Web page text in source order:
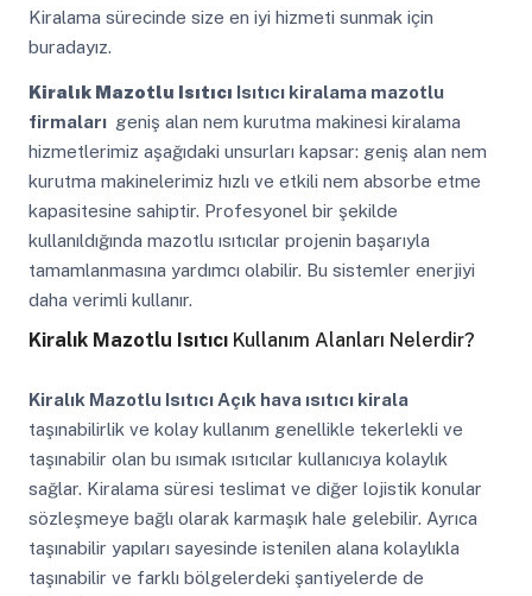
Kiralama sürecinde size en iyi hizmeti sunmak için
buradayız.
Kiralık Mazotlu Isıtıcı Isıtıcı kiralama mazotlu
firmaları geniş alan nem kurutma makinesi kiralama
hizmetlerimiz aşağıdaki unsurları kapsar: geniş alan nem
kurutma makinelerimiz hızlı ve etkili nem absorbe etme
kapasitesine sahiptir. Profesyonel bir şekilde
kullanıldığında mazotlu ısıtıcılar projenin başarıyla
tamamlanmasına yardımcı olabilir. Bu sistemler enerjiyi
daha verimli kullanır.
Kiralık Mazotlu IsıtıcıKullanım Alanları Nelerdir?
Kiralık Mazotlu IsıtıcıAçık hava ısıtıcı kirala
taşınabilirlik ve kolay kullanım genellikle tekerlekli ve
taşınabilir olan bu ısımak ısıtıcılar kullanıcıya kolaylık
sağlar. Kiralama süresi teslimat ve diğer lojistik konular
sözleşmeye bağlı olarak karmaşık hale gelebilir. Ayrıca
taşınabilir yapıları sayesinde istenilen alana kolaylıkla
taşınabilir ve farklı bölgelerdeki şantiyelerde de